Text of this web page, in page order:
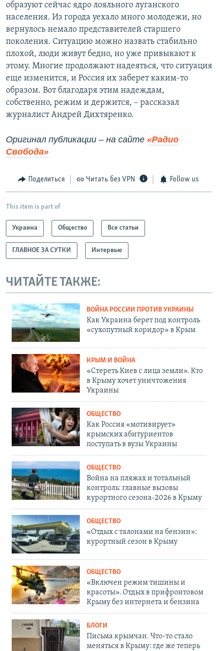
образуют сейчас ядро лояльного луганского
населения. Из города уехало много молодежи, но
вернулось немало представителей старшего
поколения. Ситуацию можно назвать стабильно
плохой, люди живут бедно, но уже привыкают к
этому. Многие продолжают надеяться, что ситуация
еще изменится, и Россия их заберет каким-то
образом. Вот благодаря этим надеждам,
собственно, режим и держится, – рассказал
журналист Андрей Дихтяренко.
Оригинал публикации – на сайте «Радио
Свобода»
Поделиться Читать без VPN Follow us
This item is part of
Украина Общество Все статьи
ГЛАВНОЕ ЗА СУТКИ Интервью
ЧИТАЙТЕ ТАКЖЕ:
ВОЙНА РОССИИ ПРОТИВ УКРАИНЫ
Как Украина берет под контроль
«сухопутный коридор» в Крым
КРЫМ И ВОЙНА
«Стереть Киев с лица земли». Кто
в Крыму хочет уничтожения
Украины
ОБЩЕСТВО
Как Россия «мотивирует»
крымских абитуриентов
поступать в вузы Украины
ОБЩЕСТВО
Война на пляжах и тотальный
контроль: главные вызовы
курортного сезона-2026 в Крыму
ОБЩЕСТВО
«Отдых с талонами на бензин»:
курортный сезон в Крыму
ОБЩЕСТВО
«Включен режим тишины и
красоты». Отдых в прифронтовом
Крыму без интернета и бензина
БЛОГИ
Письма крымчан. Что-то стало
меняться в Крыму: где же теперь